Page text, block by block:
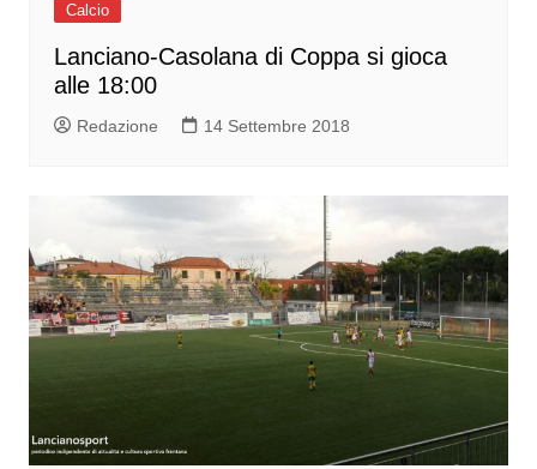
Calcio
Lanciano-Casolana di Coppa si gioca
alle 18:00
Redazione 14 Settembre 2018